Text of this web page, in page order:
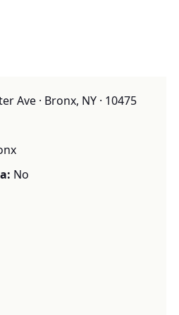
Ave · Bronx, NY · 10475
No